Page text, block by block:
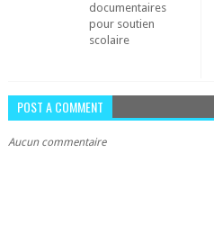
documentaires
pour soutien
scolaire
POST A COMMENT
Aucun commentaire